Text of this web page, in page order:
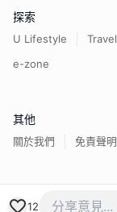
12
探索
U Lifestyle Travel
e-zone
其他
關於我們 免責聲明
香港經濟日報版權所有©